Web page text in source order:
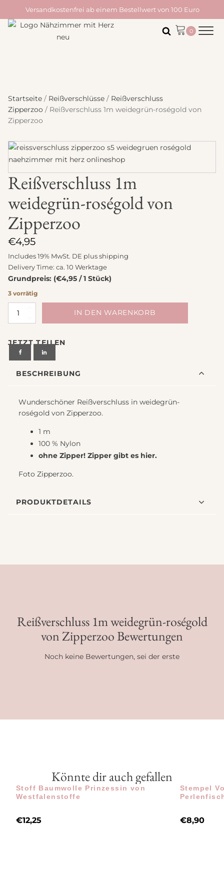
Versandkostenfrei ab einem Bestellwert von 100 Euro
Startseite / Reißverschlüsse / Reißverschluss
Zipperzoo / Reißverschluss 1m weidegrün-roségold von
Zipperzoo
Reißverschluss 1m
weidegrün-roségold von
Zipperzoo
€4,95
Includes 19% MwSt. DE plusshipping
Delivery Time: ca. 10 Werktage
Grundpreis: (€4,95 / 1 Stück)
3 vorrätig
Reißverschluss
1m
roségold
Menge
IN DEN WARENKORB
JETZT TEILEN
BESCHREIBUNG
Wunderschöner Reißverschluss in weidegrün-
roségold von Zipperzoo.
1 m
100 % Nylon
ohne Zipper! Zipper gibt es hier.
Foto Zipperzoo.
PRODUKTDETAILS
Reißverschluss 1m weidegrün-roségold
von Zipperzoo Bewertungen
Noch keine Bewertungen, sei der erste
Könnte dir auch gefallen
Stoff Baumwolle Prinzessin von
Westfalenstoffe
€12,25
Stempel
€8,90